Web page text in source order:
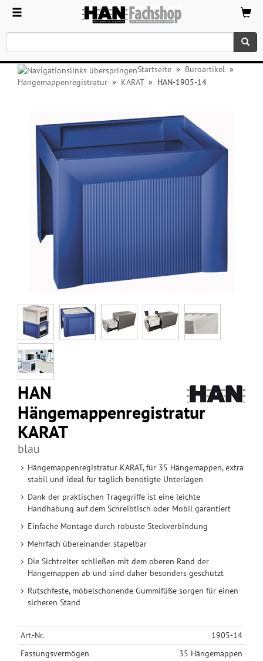
Startseite » Büroartikel »
Hängemappenregistratur » KARAT» HAN-1905-14
HAN
Hängemappenregistratur
KARAT
blau
Hängemappenregistratur KARAT, für 35 Hängemappen, extra
stabil und ideal für täglich benötigte Unterlagen
Dank der praktischen Tragegriffe ist eine leichte
Handhabung auf dem Schreibtisch oder Mobil garantiert
Einfache Montage durch robuste Steckverbindung
Mehrfach übereinander stapelbar
Die Sichtreiter schließen mit dem oberen Rand der
Hängemappen ab und sind daher besonders geschützt
Rutschfeste, möbelschonende Gummifüße sorgen für einen
sicheren Stand
Art.-Nr.
1905-14
Fassungsvermögen
35 Hängemappen